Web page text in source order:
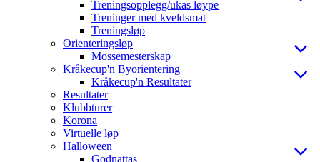
Treningsopplegg/ukas løype
Treninger med kveldsmat
Treningsløp
Orienteringsløp
Mossemesterskap
Kråkecup'n Byorientering
Kråkecup'n Resultater
Resultater
Klubbturer
Korona
Virtuelle løp
Halloween
Godnattas